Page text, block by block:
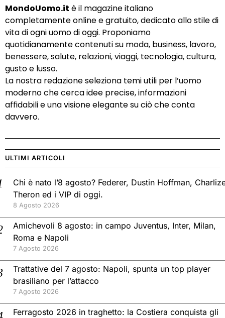
MondoUomo.it è il magazine italiano
completamente online e gratuito, dedicato allo stile di
vita di ogni uomo di oggi. Proponiamo
quotidianamente contenuti su moda, business, lavoro,
benessere, salute, relazioni, viaggi, tecnologia, cultura,
gusto e lusso.
La nostra redazione seleziona temi utili per l’uomo
moderno che cerca idee precise, informazioni
affidabili e una visione elegante su ciò che conta
davvero.
ULTIMI ARTICOLI
Chi è nato l’8 agosto? Federer, Dustin Hoffman,
Theron ed i VIP di oggi.
8 Agosto 2026
Amichevoli 8 agosto: in campo Juventus, Inter, Milan,
Roma e Napoli
7 Agosto 2026
Trattative del 7 agosto: Napoli, spunta un top player
brasiliano per l’attacco
7 Agosto 2026
Ferragosto 2026 in traghetto: la Costiera conquista gli